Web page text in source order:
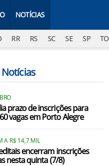
NOTÍCIAS
RR RS SC SE SP TO
prazo de inscrições para
vagas em Porto Alegre
A R$ 14,7 MIL
encerram inscrições
nesta quinta (7/8)